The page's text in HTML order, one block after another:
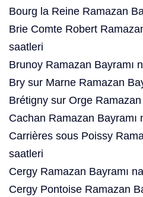
Bourg la Reine Ramazan
Brie Comte Robert
saatleri
Brunoy Ramazan Bayramı
Bry sur Marne Ramazan
Brétigny sur Orge
Cachan Ramazan Bayramı
Carrières sous Poissy
saatleri
Cergy Ramazan Bayramı
Cergy Pontoise Ramazan